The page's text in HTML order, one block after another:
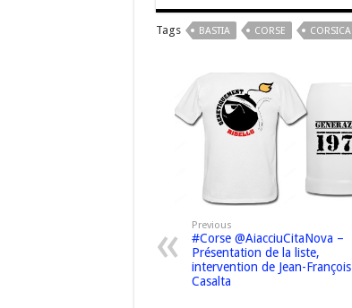
Tags BASTIA CORSE CORSICA
Previous
#Corse @AiacciuCitaNova –
Présentation de la liste,
intervention de Jean-François
Casalta